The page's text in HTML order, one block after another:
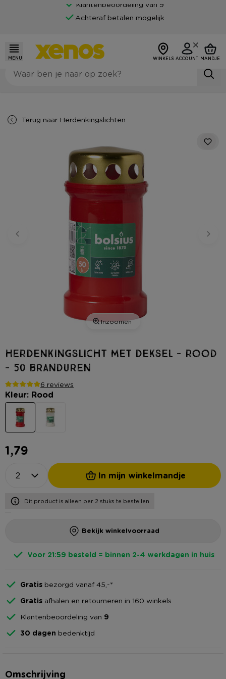
Klantenbeoordeling van 9
Achteraf betalen mogelijk
MENU WINKELS ACCOUNT MANDJE
Terug naar Herdenkingslichten
Inzoomen
Herdenkingslicht met deksel - rood
- 50 branduren
6 reviews
Kleur: Rood
1,79
In mijn winkelmandje
Dit product is alleen per 2 stuks te bestellen
Bekijk winkelvoorraad
Voor 21:59 besteld = binnen 2-4 werkdagen in huis
Gratis bezorgd vanaf 45,-*
Gratis afhalen en retourneren in 160 winkels
Klantenbeoordeling van 9
30 dagen bedenktijd
Omschrijving